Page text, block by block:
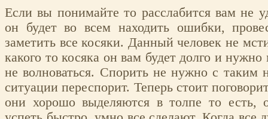
Если вы понимайте то расслабится вам не
он будет во всем находить ошибки,
заметить все косяки. Данный человек не
какого то косяка он вам будет долго и
не волноваться. Спорить не нужно с таким
ситуации переспорит. Теперь стоит
они хорошо выделяются в толпе то есть,